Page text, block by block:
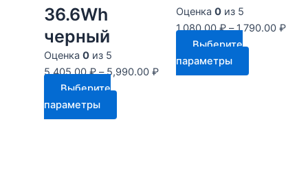
36.6Wh
черный
Оценка 0из 5
5,405.00₽–5,990.00 ₽
Выберите
параметры
товар
Оценка 0из 5
1,080.00₽–1,790.00 ₽
Выберите
параметры
товар